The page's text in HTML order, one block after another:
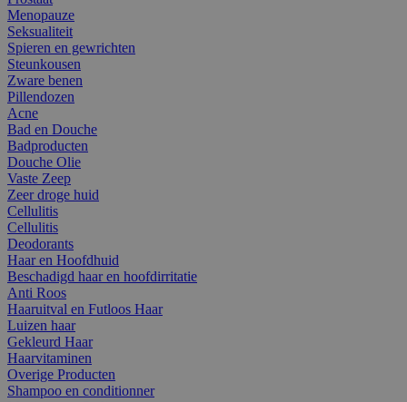
Menopauze
Seksualiteit
Spieren en gewrichten
Steunkousen
Zware benen
Pillendozen
Acne
Bad en Douche
Badproducten
Douche Olie
Vaste Zeep
Zeer droge huid
Cellulitis
Cellulitis
Deodorants
Haar en Hoofdhuid
Beschadigd haar en hoofdirritatie
Anti Roos
Haaruitval en Futloos Haar
Luizen haar
Gekleurd Haar
Haarvitaminen
Overige Producten
Shampoo en conditionner